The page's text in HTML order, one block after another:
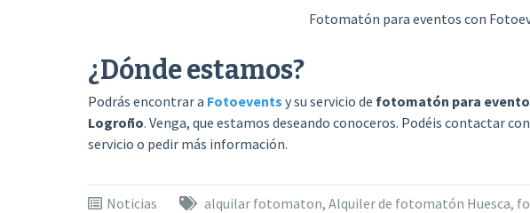
Fotomatón para eventos con
¿Dónde estamos?
Podrás encontrar a Fotoevents y su servicio de fotomatón para
Logroño. Venga, que estamos deseando conoceros. Podéis contactar
servicio o pedir más información.
Noticias alquilar fotomaton, Alquiler de fotomatón Huesca,